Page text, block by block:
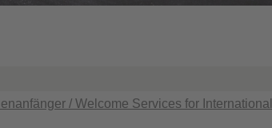
/ Welcome Services for International